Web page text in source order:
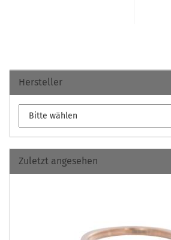
Hersteller
Zuletzt angesehen